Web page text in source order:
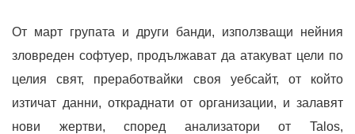
От март групата и други банди, използващи нейния
зловреден софтуер, продължават да атакуват цели по
целия свят, преработвайки своя уебсайт, от който
изтичат данни, откраднати от организации, и залавят
нови жертви, според анализатори от Talos,